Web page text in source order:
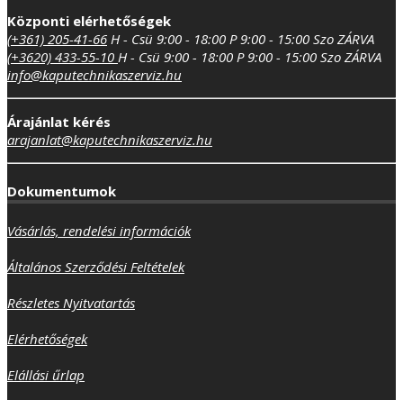
Központi elérhetőségek
(+361) 205-41-66 H - Csü 9:00 - 18:00 P 9:00 - 15:00 Szo ZÁRVA
(+3620) 433-55-10 H - Csü 9:00 - 18:00 P 9:00 - 15:00 Szo ZÁRVA
info@kaputechnikaszerviz.hu
Árajánlat kérés
arajanlat@kaputechnikaszerviz.hu
Dokumentumok
Vásárlás, rendelési információk
Általános Szerződési Feltételek
Részletes Nyitvatartás
Elérhetőségek
Elállási űrlap